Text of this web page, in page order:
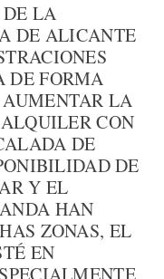
DE LA
DE ALICANTE
DE FORMA
LA
CON
DE
DE
Y EL
HAN
ZONAS, EL
EN